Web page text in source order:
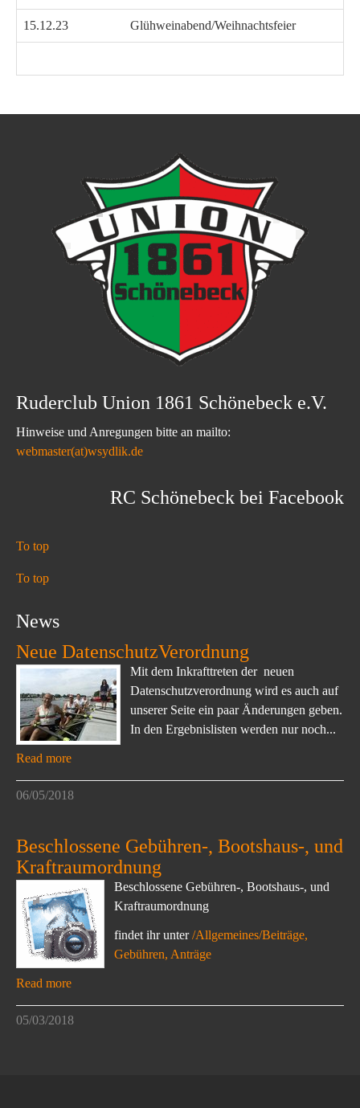
15.12.23 Glühweinabend/Weihnachtsfeier
Ruderclub Union 1861 Schönebeck e.V.
Hinweise und Anregungen bitte an mailto:
webmaster(at)wsydlik.de
RC Schönebeck bei Facebook
To top
To top
News
Neue DatenschutzVerordnung
Mit dem Inkrafttreten der neuen
Datenschutzverordnung wird es auch auf
unserer Seite ein paar Änderungen geben.
In den Ergebnislisten werden nur noch...
Read more
06/05/2018
Beschlossene Gebühren-, Bootshaus-, und
Kraftraumordnung
Beschlossene Gebühren-, Bootshaus-, und
Kraftraumordnung
findet ihr unter/Allgemeines/Beiträge,
Gebühren, Anträge
Read more
05/03/2018